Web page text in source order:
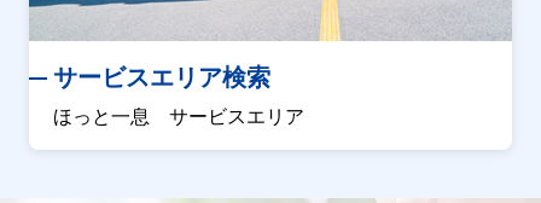
サービスエリア検索
ほっと一息 サービスエリア